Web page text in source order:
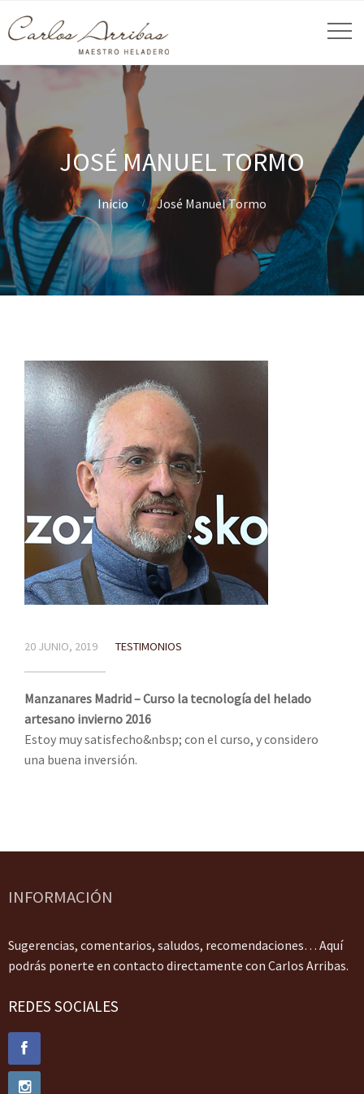
JOSÉ MANUEL TORMO
Inicio José Manuel Tormo
20 JUNIO, 2019 TESTIMONIOS
Manzanares Madrid – Curso la tecnología del helado
artesano invierno 2016
Estoy muy satisfecho&nbsp; con el curso, y considero
una buena inversión.
INFORMACIÓN
Sugerencias, comentarios, saludos, recomendaciones… Aquí
podrás ponerte en contacto directamente con Carlos Arribas.
REDES SOCIALES